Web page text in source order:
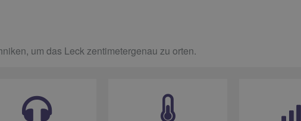
um das Leck zentimetergenau zu orten.